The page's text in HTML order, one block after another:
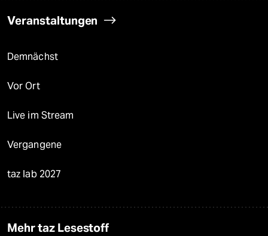
Veranstaltungen
Demnächst
Vor Ort
Live im Stream
Vergangene
taz lab 2027
Mehr taz Lesestoff